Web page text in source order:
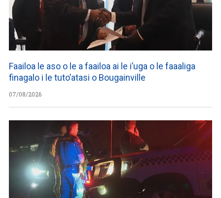
Faailoa le aso o le a faailoa ai le i’uga o le faaaliga
finagalo i le tuto’atasi o Bougainville
07/08/2026